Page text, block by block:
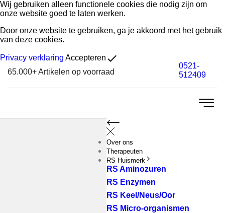
Wij gebruiken alleen functionele cookies die nodig zijn om
onze website goed te laten werken.
Door onze website te gebruiken, ga je akkoord met het gebruik
van deze cookies.
Privacy verklaring Accepteren done
65.000+Artikelen op voorraad
0521-
512409
Over ons
Therapeuten
RS Huismerk
RS Aminozuren
RS Enzymen
RS Keel/Neus/Oor
RS Micro-organismen